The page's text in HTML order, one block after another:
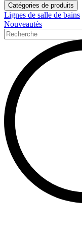
Catégories de produits
Lignes de salle de bains
Nouveautés